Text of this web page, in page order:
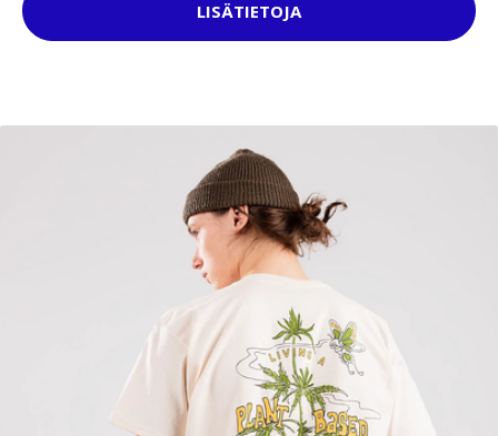
LISÄTIETOJA